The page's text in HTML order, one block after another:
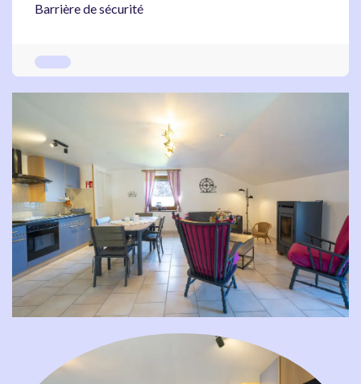
Barrière de sécurité